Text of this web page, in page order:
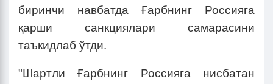
биринчи навбатда Ғарбнинг Россияга
қарши санкциялари самарасини
таъкидлаб ўтди.
"Шартли Ғарбнинг Россияга нисбатан